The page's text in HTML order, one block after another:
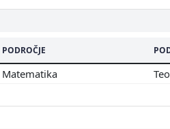
PODROČJE
Matematika